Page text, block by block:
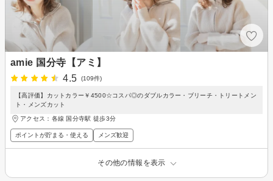
amie 国分寺【アミ】
4.5
(109件)
【高評価】カットカラー￥4500☆コスパ◎のダブルカラー・ブリーチ・トリートメン
ト・メンズカット
アクセス：各線 国分寺駅 徒歩3分
ポイントが貯まる・使える メンズ歓迎
その他の情報を表示